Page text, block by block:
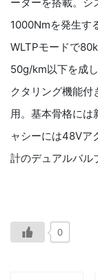
1000Nmを発生す
WLTPモードで
50g/km以下を成
クタリング機能付
用。基本骨格には
ャシーには48Vア
計のデュアルバル
0